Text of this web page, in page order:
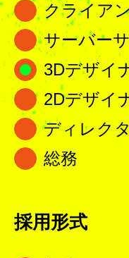
クライア
サーバー
3Dデザイ
2Dデザイ
ディレク
総務
採用形式